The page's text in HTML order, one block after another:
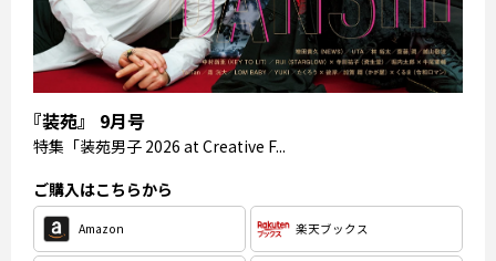
『装苑』 9月号
特集 「装苑男子 2026 at Creative F...
ご購入はこちらから
Amazon 楽天ブックス